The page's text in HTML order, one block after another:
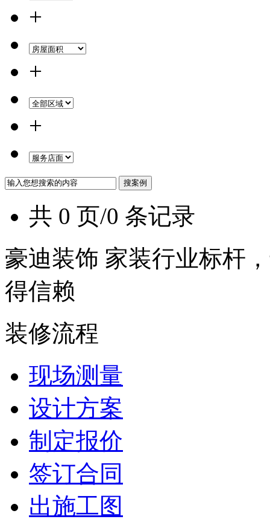
+
+
+
共 0 页/0 条记录
豪迪装饰 家装行业标杆
得信赖
装修流程
现场测量
设计方案
制定报价
签订合同
出施工图